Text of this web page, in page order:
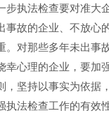
步执法检查要对准大
事故的企业、不放心
。对那些多年未出事
幸心理的企业，要加
，坚持以事实为依据
执法检查工作的有效